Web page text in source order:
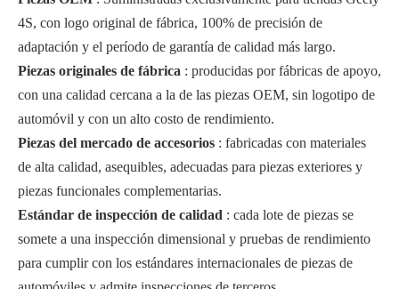
4S, con logo original de fábrica, 100% de precisión de
adaptación y el período de garantía de calidad más largo.
Piezas originales de fábrica : producidas por fábricas de apoyo,
con una calidad cercana a la de las piezas OEM, sin logotipo de
automóvil y con un alto costo de rendimiento.
Piezas del mercado de accesorios : fabricadas con materiales
de alta calidad, asequibles, adecuadas para piezas exteriores y
piezas funcionales complementarias.
Estándar de inspección de calidad : cada lote de piezas se
somete a una inspección dimensional y pruebas de rendimiento
para cumplir con los estándares internacionales de piezas de